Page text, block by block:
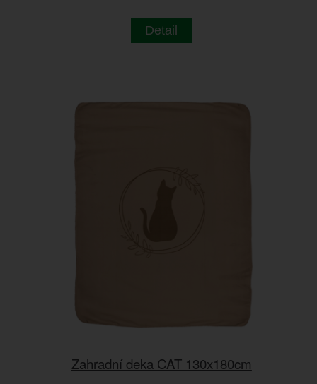
Detail
Zahradní deka CAT 130x180cm